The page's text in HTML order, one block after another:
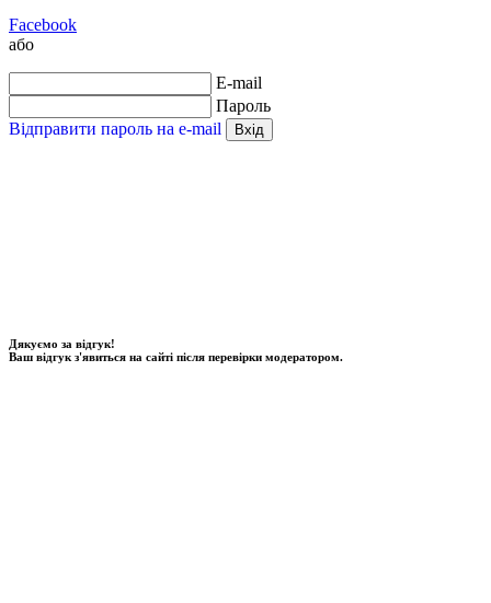
Facebook
або
E-mail
Пароль
Відправити пароль на e-mail
Вхід
Дякуємо за відгук!
Ваш відгук з'явиться на сайті після перевірки модератором.